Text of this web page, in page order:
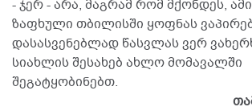
- ჯერ - არა, მაგრამ რომ მქონდეს,
ზაფხული თბილისში ყოფნას
დასასვენებლად წასვლას ვერ
სიახლის შესახებ ახლო მომავალში
შეგატყობინებთ.